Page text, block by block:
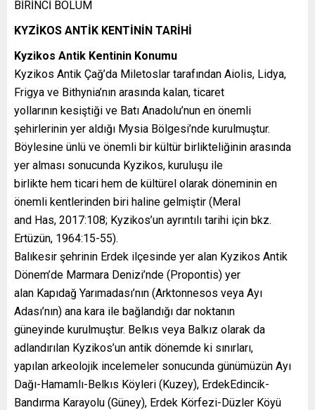
BİRİNCİ BÖLÜM
KYZİKOS ANTİK KENTİNİN TARİHİ
Kyzikos Antik Kentinin Konumu
Kyzikos Antik Çağ’da Miletoslar tarafından Aiolis, Lidya,
Frigya ve Bithynia’nın arasında kalan, ticaret
yollarının kesiştiği ve Batı Anadolu’nun en önemli
şehirlerinin yer aldığı Mysia Bölgesi’nde kurulmuştur.
Böylesine ünlü ve önemli bir kültür birlikteliğinin arasında
yer alması sonucunda Kyzikos, kuruluşu ile
birlikte hem ticari hem de kültürel olarak döneminin en
önemli kentlerinden biri haline gelmiştir (Meral
and Has, 2017:108; Kyzikos’un ayrıntılı tarihi için bkz.
Ertüzün, 1964:15-55).
Balıkesir şehrinin Erdek ilçesinde yer alan Kyzikos Antik
Dönem’de Marmara Denizi’nde (Propontis) yer
alan Kapıdağ Yarımadası’nın (Arktonnesos veya Ayı
Adası’nın) ana kara ile bağlandığı dar noktanın
güneyinde kurulmuştur. Belkıs veya Balkız olarak da
adlandırılan Kyzikos’un antik dönemde ki sınırları,
yapılan arkeolojik incelemeler sonucunda günümüzün Ayı
Dağı-Hamamlı-Belkıs Köyleri (Kuzey), ErdekEdincik-
Bandırma Karayolu (Güney), Erdek Körfezi-Düzler Köyü